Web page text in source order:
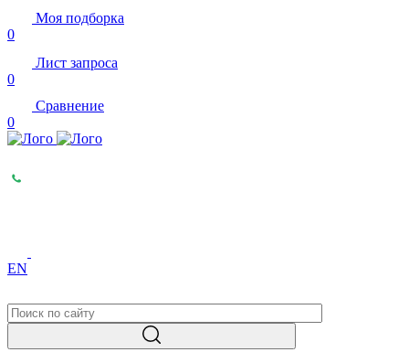
Моя подборка
0
Лист запроса
0
Сравнение
0
EN